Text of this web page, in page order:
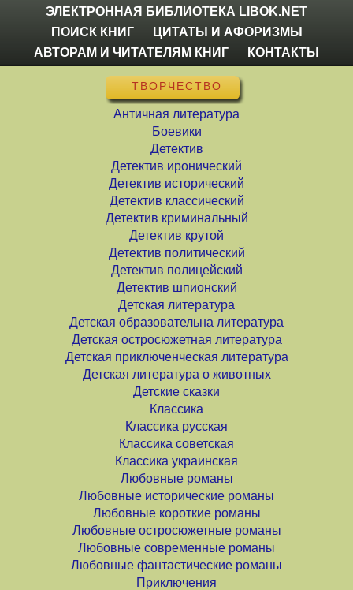
ЭЛЕКТРОННАЯ БИБЛИОТЕКА LIBOK.NET
ПОИСК КНИГ
ЦИТАТЫ И АФОРИЗМЫ
АВТОРАМ И ЧИТАТЕЛЯМ КНИГ
КОНТАКТЫ
ТВОРЧЕСТВО
Античная литература
Боевики
Детектив
Детектив иронический
Детектив исторический
Детектив классический
Детектив криминальный
Детектив крутой
Детектив политический
Детектив полицейский
Детектив шпионский
Детская литература
Детская образовательна литература
Детская остросюжетная литература
Детская приключенческая литература
Детская литература о животных
Детские сказки
Классика
Классика русская
Классика советская
Классика украинская
Любовные романы
Любовные исторические романы
Любовные короткие романы
Любовные остросюжетные романы
Любовные современные романы
Любовные фантастические романы
Приключения